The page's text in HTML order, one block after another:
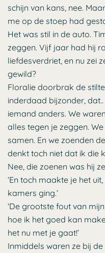
schijn van kans, nee.
me op de stoep had
Het was stil in de auto.
zeggen. Vijf jaar had hij
liefdesverdriet, en nu zei
gewild?
Floralie doorbrak de
inderdaad bijzonder,
iemand anders. We
alles tegen je zeggen.
samen. En we zoenden
denkt toch niet dat ik die
Nee, die zoenen was hij
‘En toch maakte je het
kamers ging.’
‘De grootste fout van
hoe ik het goed kan
het nu met je gaat!’
Inmiddels waren ze bij